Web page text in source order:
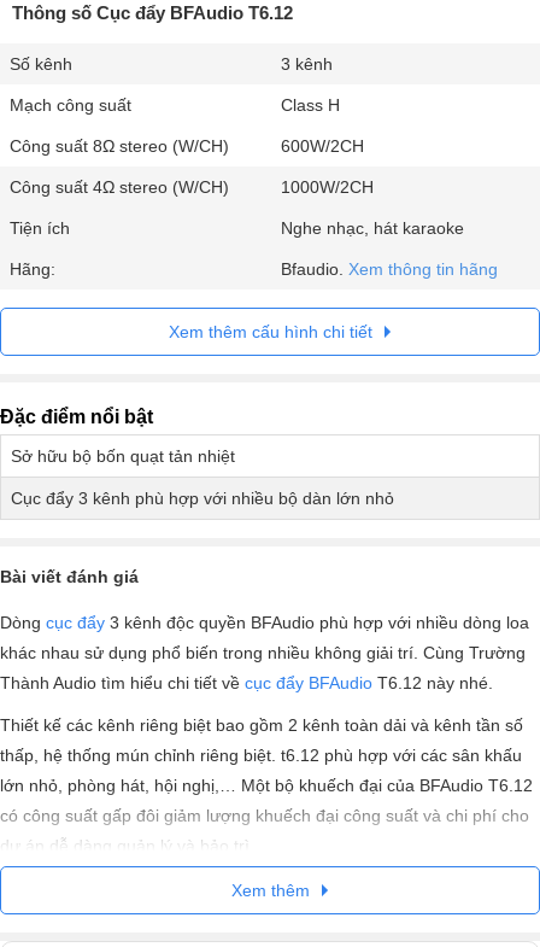
Thông số Cục đẩy BFAudio T6.12
Số kênh 3 kênh
Mạch công suất Class H
Công suất 8Ω stereo (W/CH) 600W/2CH
Công suất 4Ω stereo (W/CH) 1000W/2CH
Tiện ích Nghe nhạc, hát karaoke
Hãng: Bfaudio. Xem thông tin hãng
Xem thêm cấu hình chi tiết
Đặc điểm nổi bật
Sở hữu bộ bốn quạt tản nhiệt
Cục đẩy 3 kênh phù hợp với nhiều bộ dàn lớn nhỏ
Bài viết đánh giá
Dòng cục đẩy 3 kênh độc quyền BFAudio phù hợp với nhiều dòng loa
khác nhau sử dụng phổ biến trong nhiều không giải trí. Cùng Trường
Thành Audio tìm hiểu chi tiết về cục đẩy BFAudio T6.12 này nhé.
Thiết kế các kênh riêng biệt bao gồm 2 kênh toàn dải và kênh tần số
thấp, hệ thống mún chỉnh riêng biệt. t6.12 phù hợp với các sân khấu
lớn nhỏ, phòng hát, hội nghị,… Một bộ khuếch đại của BFAudio T6.12
có công suất gấp đôi giảm lượng khuếch đại công suất và chi phí cho
dự án dễ dàng quản lý và bảo trì.
Xem thêm